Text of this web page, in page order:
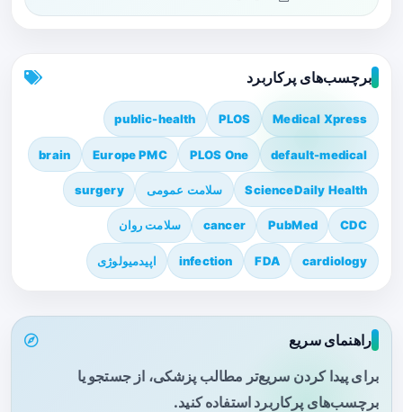
برچسب‌های پرکاربرد
Medical Xpress
PLOS
public-health
default-medical
PLOS One
Europe PMC
brain
ScienceDaily Health سلامت عمومی surgery
CDC
PubMed
cancer سلامت روان
cardiology
FDA
infection اپیدمیولوژی
راهنمای سریع
برای پیدا کردن سریع‌تر مطالب پزشکی، از جستجو یا
برچسب‌های پرکاربرد استفاده کنید.